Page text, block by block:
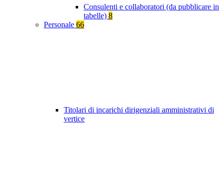
Consulenti e collaboratori (da pubblicare in
tabelle) 8
Personale 66
Titolari di incarichi dirigenziali amministrativi di
vertice